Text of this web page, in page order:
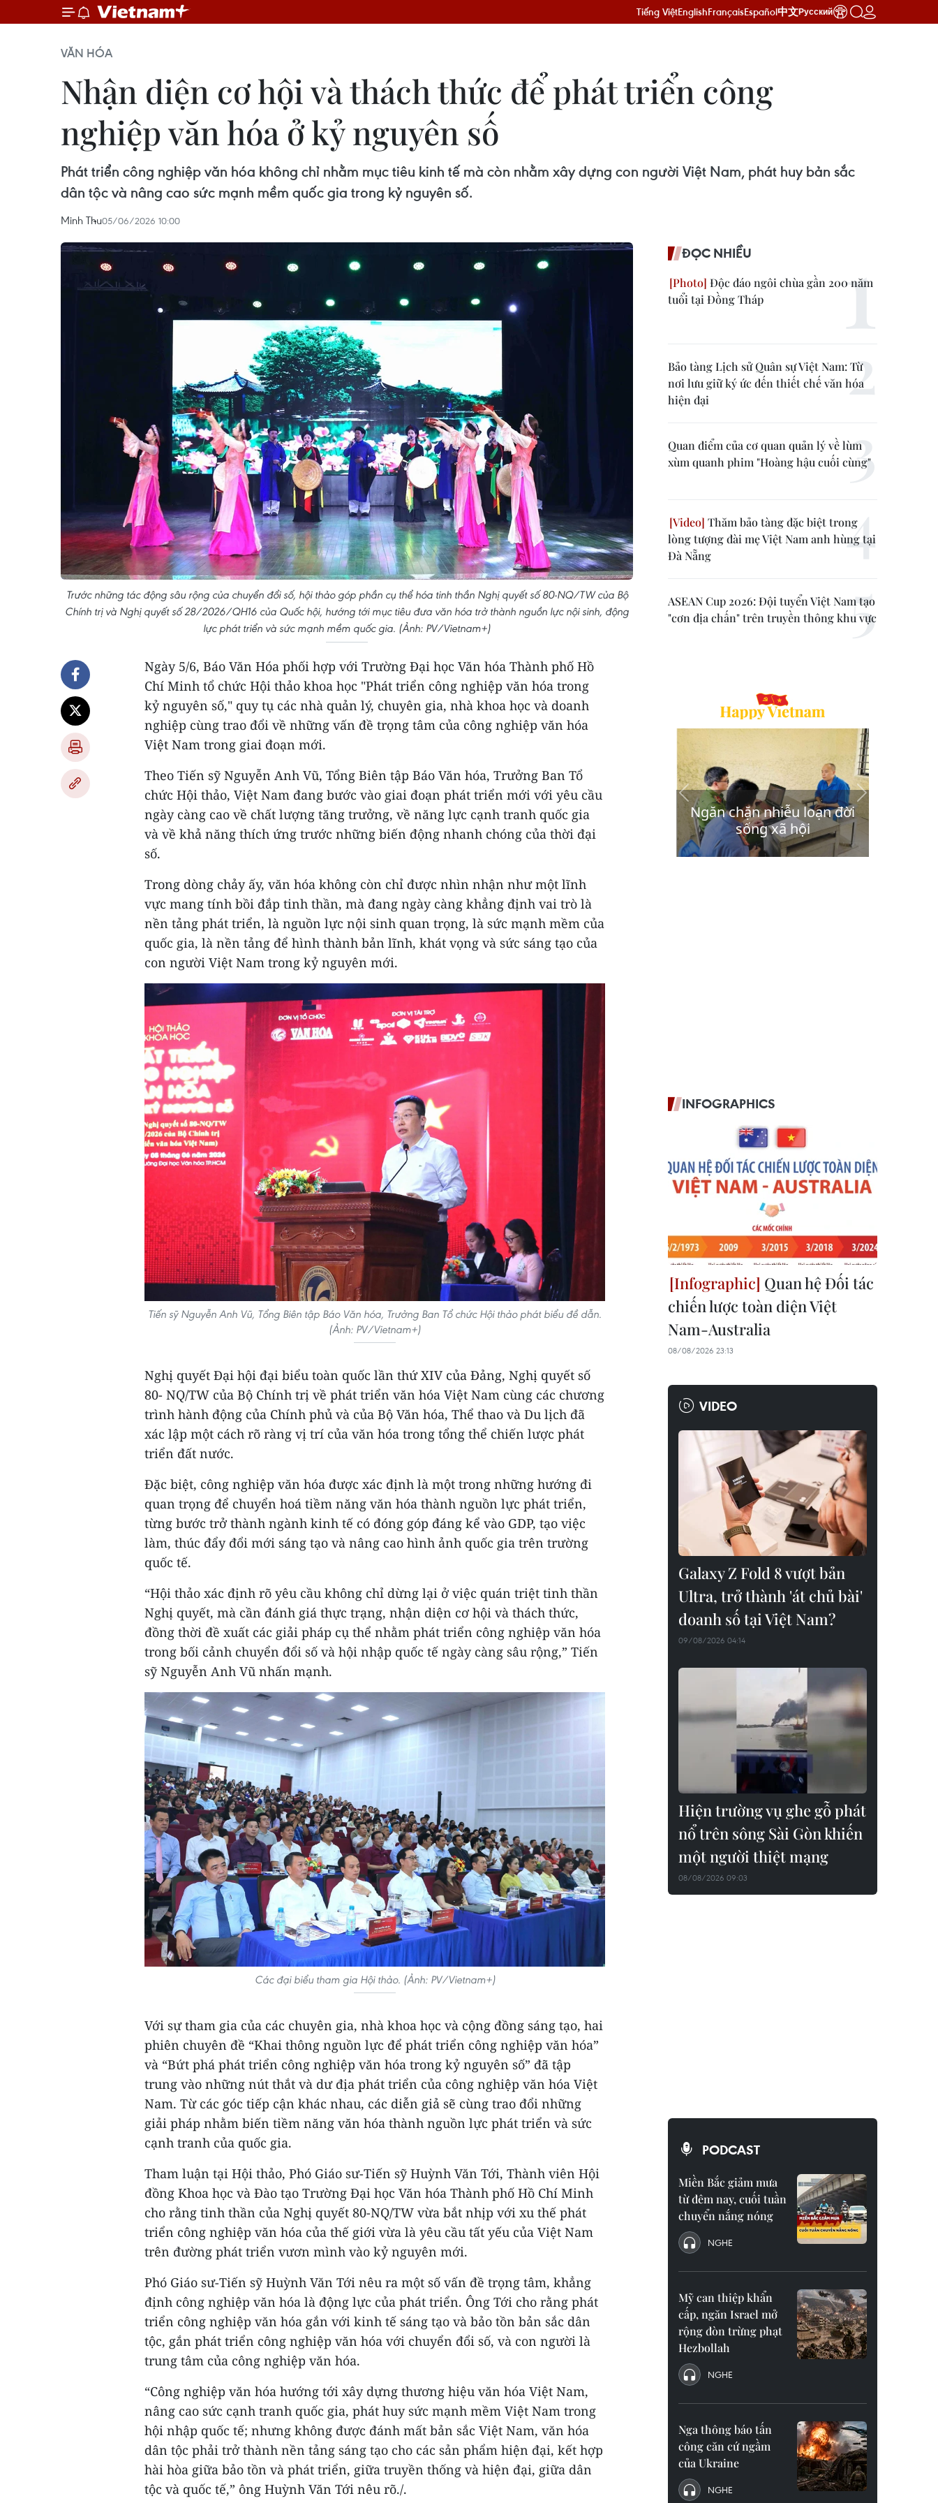
Tiếng ViệtEnglishFrançaisEspañol中文Русский
VĂN HÓA
Nhận diện cơ hội và thách thức để phát triển công
nghiệp văn hóa ở kỷ nguyên số
Phát triển công nghiệp văn hóa không chỉ nhằm mục tiêu kinh tế mà còn nhằm xây dựng con người Việt Nam, phát huy bản sắc
dân tộc và nâng cao sức mạnh mềm quốc gia trong kỷ nguyên số.
Minh Thu05/06/2026 10:00
Trước những tác động sâu rộng của chuyển đổi số, hội thảo góp phần cụ thể hóa tinh thần Nghị quyết số 80-NQ/TW của Bộ
Chính trị và Nghị quyết số 28/2026/QH16 của Quốc hội, hướng tới mục tiêu đưa văn hóa trở thành nguồn lực nội sinh, động
lực phát triển và sức mạnh mềm quốc gia. (Ảnh: PV/Vietnam+)
Ngày 5/6, Báo Văn Hóa phối hợp với Trường Đại học Văn hóa Thành phố Hồ
Chí Minh tổ chức Hội thảo khoa học "Phát triển công nghiệp văn hóa trong
kỷ nguyên số," quy tụ các nhà quản lý, chuyên gia, nhà khoa học và doanh
nghiệp cùng trao đổi về những vấn đề trọng tâm của công nghiệp văn hóa
Việt Nam trong giai đoạn mới.
Theo Tiến sỹ Nguyễn Anh Vũ, Tổng Biên tập Báo Văn hóa, Trưởng Ban Tổ
chức Hội thảo, Việt Nam đang bước vào giai đoạn phát triển mới với yêu cầu
ngày càng cao về chất lượng tăng trưởng, về năng lực cạnh tranh quốc gia
và về khả năng thích ứng trước những biến động nhanh chóng của thời đại
số.
Trong dòng chảy ấy, văn hóa không còn chỉ được nhìn nhận như một lĩnh
vực mang tính bồi đắp tinh thần, mà đang ngày càng khẳng định vai trò là
nền tảng phát triển, là nguồn lực nội sinh quan trọng, là sức mạnh mềm của
quốc gia, là nền tảng để hình thành bản lĩnh, khát vọng và sức sáng tạo của
con người Việt Nam trong kỷ nguyên mới.
Tiến sỹ Nguyễn Anh Vũ, Tổng Biên tập Báo Văn hóa, Trưởng Ban Tổ chức Hội thảo phát biểu đề dẫn.
(Ảnh: PV/Vietnam+)
Nghị quyết Đại hội đại biểu toàn quốc lần thứ XIV của Đảng, Nghị quyết số
80- NQ/TW của Bộ Chính trị về phát triển văn hóa Việt Nam cùng các chương
trình hành động của Chính phủ và của Bộ Văn hóa, Thể thao và Du lịch đã
xác lập một cách rõ ràng vị trí của văn hóa trong tổng thể chiến lược phát
triển đất nước.
Đặc biệt, công nghiệp văn hóa được xác định là một trong những hướng đi
quan trọng để chuyển hoá tiềm năng văn hóa thành nguồn lực phát triển,
từng bước trở thành ngành kinh tế có đóng góp đáng kể vào GDP, tạo việc
làm, thúc đẩy đổi mới sáng tạo và nâng cao hình ảnh quốc gia trên trường
quốc tế.
“Hội thảo xác định rõ yêu cầu không chỉ dừng lại ở việc quán triệt tinh thần
Nghị quyết, mà cần đánh giá thực trạng, nhận diện cơ hội và thách thức,
đồng thời đề xuất các giải pháp cụ thể nhằm phát triển công nghiệp văn hóa
trong bối cảnh chuyển đổi số và hội nhập quốc tế ngày càng sâu rộng,” Tiến
sỹ Nguyễn Anh Vũ nhấn mạnh.
Các đại biểu tham gia Hội thảo. (Ảnh: PV/Vietnam+)
Với sự tham gia của các chuyên gia, nhà khoa học và cộng đồng sáng tạo, hai
phiên chuyên đề “Khai thông nguồn lực để phát triển công nghiệp văn hóa”
và “Bứt phá phát triển công nghiệp văn hóa trong kỷ nguyên số” đã tập
trung vào những nút thắt và dư địa phát triển của công nghiệp văn hóa Việt
Nam. Từ các góc tiếp cận khác nhau, các diễn giả sẽ cùng trao đổi những
giải pháp nhằm biến tiềm năng văn hóa thành nguồn lực phát triển và sức
cạnh tranh của quốc gia.
Tham luận tại Hội thảo, Phó Giáo sư-Tiến sỹ Huỳnh Văn Tới, Thành viên Hội
đồng Khoa học và Đào tạo Trường Đại học Văn hóa Thành phố Hồ Chí Minh
cho rằng tinh thần của Nghị quyết 80-NQ/TW vừa bắt nhịp với xu thế phát
triển công nghiệp văn hóa của thế giới vừa là yêu cầu tất yếu của Việt Nam
trên đường phát triển vươn mình vào kỷ nguyên mới.
Phó Giáo sư-Tiến sỹ Huỳnh Văn Tới nêu ra một số vấn đề trọng tâm, khẳng
định công nghiệp văn hóa là động lực của phát triển. Ông Tới cho rằng phát
triển công nghiệp văn hóa gắn với kinh tế sáng tạo và bảo tồn bản sắc dân
tộc, gắn phát triển công nghiệp văn hóa với chuyển đổi số, và con người là
trung tâm của công nghiệp văn hóa.
“Công nghiệp văn hóa hướng tới xây dựng thương hiệu văn hóa Việt Nam,
nâng cao sức cạnh tranh quốc gia, phát huy sức mạnh mềm Việt Nam trong
hội nhập quốc tế; nhưng không được đánh mất bản sắc Việt Nam, văn hóa
dân tộc phải trở thành nền tảng sáng tạo cho các sản phẩm hiện đại, kết hợp
hài hòa giữa bảo tồn và phát triển, giữa truyền thống và hiện đại, giữa dân
tộc và quốc tế,” ông Huỳnh Văn Tới nêu rõ./.
ĐỌC NHIỀU
Độc đáo ngôi chùa gần 200 năm
tuổi tại Đồng Tháp
Bảo tàng Lịch sử Quân sự Việt Nam: Từ
nơi lưu giữ ký ức đến thiết chế văn hóa
hiện đại
Quan điểm của cơ quan quản lý về lùm
xùm quanh phim "Hoàng hậu cuối cùng"
Thăm bảo tàng đặc biệt trong
lòng tượng đài mẹ Việt Nam anh hùng tại
Đà Nẵng
ASEAN Cup 2026: Đội tuyển Việt Nam tạo
"cơn địa chấn" trên truyền thông khu vực
INFOGRAPHICS
Quan hệ Đối tác
chiến lược toàn diện Việt
Nam-Australia
08/08/2026 23:13
VIDEO
Galaxy Z Fold 8 vượt bản
Ultra, trở thành 'át chủ bài'
doanh số tại Việt Nam?
09/08/2026 04:14
Hiện trường vụ ghe gỗ phát
nổ trên sông Sài Gòn khiến
một người thiệt mạng
08/08/2026 09:03
PODCAST
Miền Bắc giảm mưa
từ đêm nay, cuối tuần
chuyển nắng nóng
NGHE
Mỹ can thiệp khẩn
cấp, ngăn Israel mở
rộng đòn trừng phạt
Hezbollah
NGHE
Nga thông báo tấn
công căn cứ ngầm
của Ukraine
NGHE